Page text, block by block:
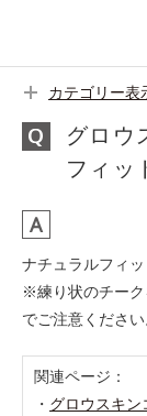
カテゴリー表
グロウ
フィッ
ナチュラルフィ
※練り状のチー
でご注意ください
関連ページ：
・ グロウスキン